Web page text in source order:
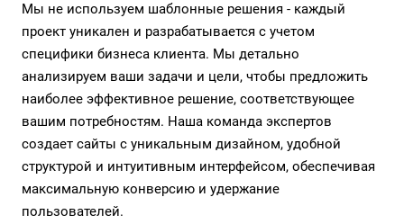
Мы не используем шаблонные решения - каждый
проект уникален и разрабатывается с учетом
специфики бизнеса клиента. Мы детально
анализируем ваши задачи и цели, чтобы предложить
наиболее эффективное решение, соответствующее
вашим потребностям. Наша команда экспертов
создает сайты с уникальным дизайном, удобной
структурой и интуитивным интерфейсом, обеспечивая
максимальную конверсию и удержание
пользователей.